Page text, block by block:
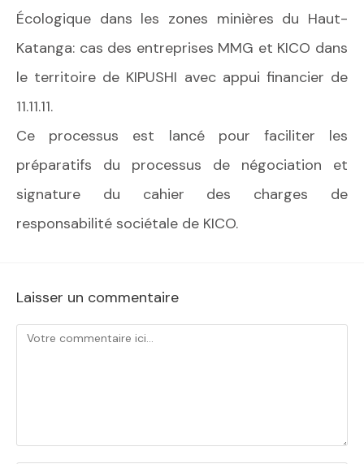
Écologique dans les zones minières du Haut-
Katanga: cas des entreprises MMG et KICO dans
le territoire de KIPUSHI avec appui financier de
11.11.11.
Ce processus est lancé pour faciliter les
préparatifs du processus de négociation et
signature du cahier des charges de
responsabilité sociétale de KICO.
Laisser un commentaire